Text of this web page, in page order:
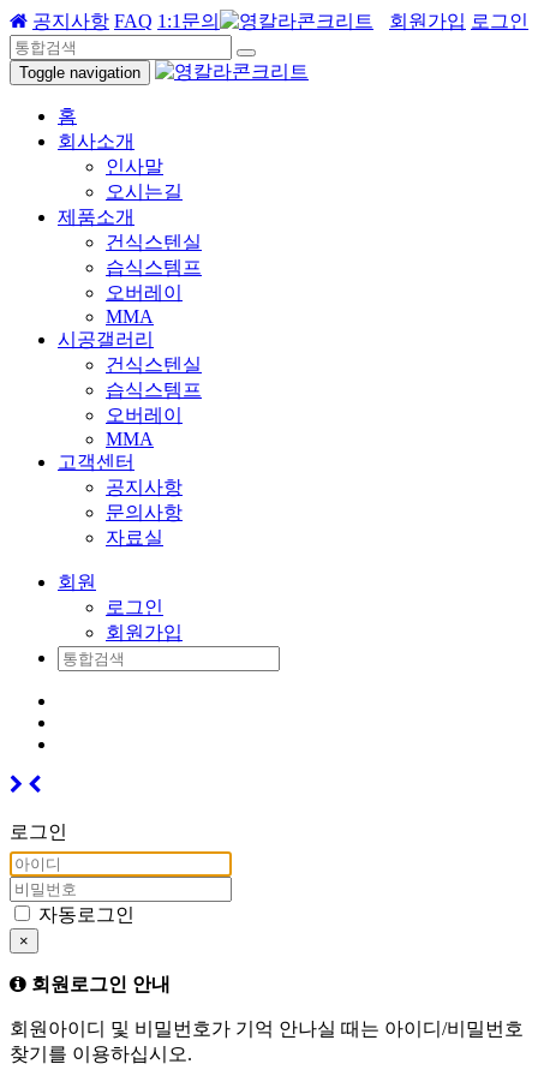
공지사항 FAQ 1:1문의 회원가입 로그인
Toggle navigation
홈
회사소개
인사말
오시는길
제품소개
건식스텐실
습식스템프
오버레이
MMA
시공갤러리
건식스텐실
습식스템프
오버레이
MMA
고객센터
공지사항
문의사항
자료실
회원
로그인
회원가입
로그인
자동로그인
×
회원로그인 안내
회원아이디 및 비밀번호가 기억 안나실 때는 아이디/비밀번호
찾기를 이용하십시오.